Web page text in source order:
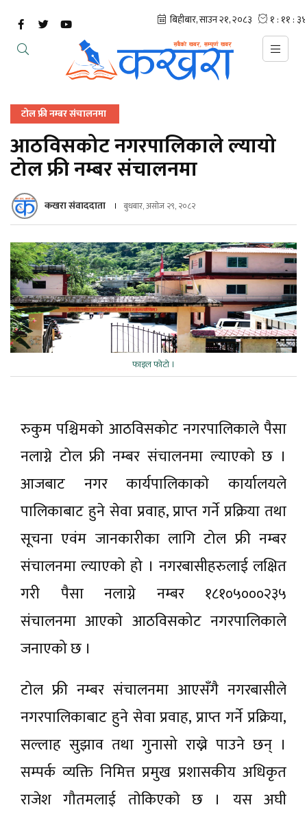
टोल फ्री नम्बर संचालनमा
आठविसकोट नगरपालिकाले ल्यायो
टोल फ्री नम्बर संचालनमा
कखरा संवाददाता बुधबार, असोज २९, २०८२
फाइल फाेटाे ।
रुकुम पश्चिमको आठविसकोट नगरपालिकाले पैसा
नलाग्ने टोल फ्री नम्बर संचालनमा ल्याएको छ ।
आजबाट नगर कार्यपालिकाकाे कार्यालयले
पालिकाबाट हुने सेवा प्रवाह, प्राप्त गर्ने प्रक्रिया तथा
सूचना एवंम जानकारीका लागि टोल फ्री नम्बर
संचालनमा ल्याएको हो । नगरबासीहरुलाई लक्षित
गरी पैसा नलाग्ने नम्बर १८१०५०००२३५
संचालनमा आएकाे आठविसकोट नगरपालिकाले
जनाएको छ ।
टोल फ्री नम्बर संचालनमा आएसँगै नगरबासीले
नगरपालिकाबाट हुने सेवा प्रवाह, प्राप्त गर्ने प्रक्रिया,
सल्लाह सुझाव तथा गुनासो राख्ने पाउने छन् ।
सम्पर्क व्यक्ति निमित्त प्रमुख प्रशासकीय अधिकृत
राजेश गौतमलाई ताेकिएकाे छ । यस अघी